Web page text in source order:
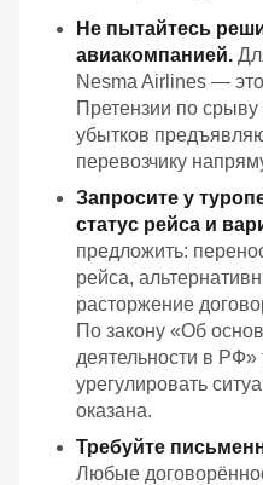
Не пытайтесь
авиакомпанией.
Nesma Airlines —
Претензии по
убытков
перевозчику
Запросите у
статус рейса и
предложить:
рейса,
расторжение
По закону «Об
деятельности в РФ»
урегулировать
оказана.
Требуйте
Любые